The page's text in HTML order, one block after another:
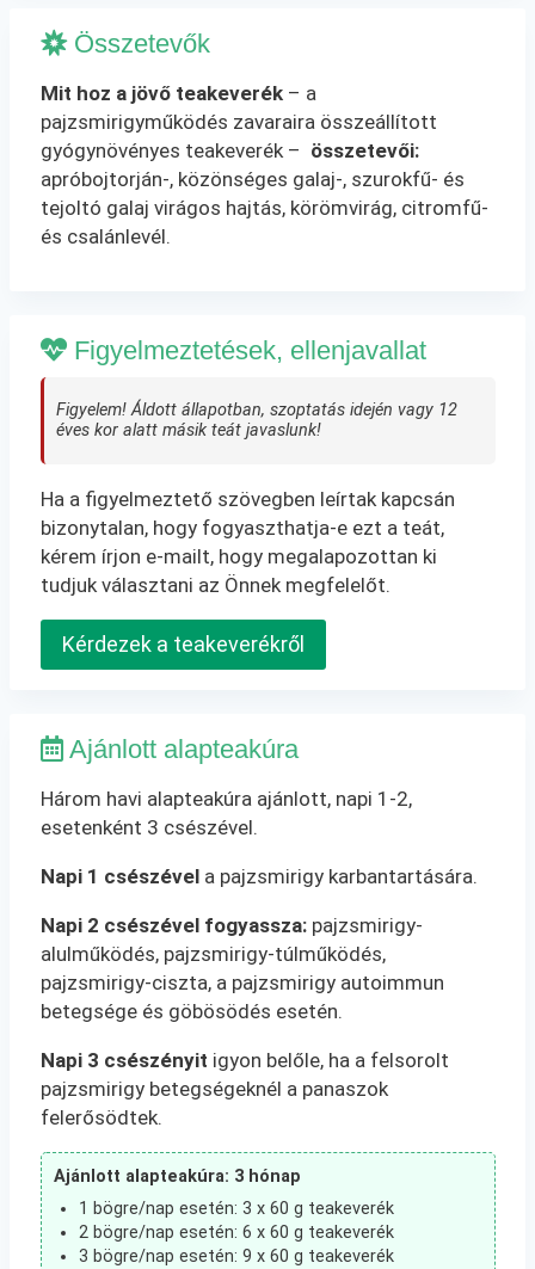
Összetevők
Mit hoz a jövő teakeverék – a
pajzsmirigyműködés zavaraira összeállított
gyógynövényes teakeverék – összetevői:
apróbojtorján-, közönséges galaj-, szurokfű- és
tejoltó galaj virágos hajtás, körömvirág, citromfű-
és csalánlevél.
Figyelmeztetések, ellenjavallat
Figyelem! Áldott állapotban, szoptatás idején vagy 12
éves kor alatt másik teát javaslunk!
Ha a figyelmeztető szövegben leírtak kapcsán
bizonytalan, hogy fogyaszthatja-e ezt a teát,
kérem írjon e-mailt, hogy megalapozottan ki
tudjuk választani az Önnek megfelelőt.
Kérdezek a teakeverékről
Ajánlott alapteakúra
Három havi alapteakúra ajánlott, napi 1-2,
esetenként 3 csészével.
Napi 1 csészévela pajzsmirigy karbantartására.
Napi 2 csészével fogyassza:pajzsmirigy-
alulműködés, pajzsmirigy-túlműködés,
pajzsmirigy-ciszta, a pajzsmirigy autoimmun
betegsége és göbösödés esetén.
Napi 3 csészényit igyon belőle, ha a felsorolt
pajzsmirigy betegségeknél a panaszok
felerősödtek.
Ajánlott alapteakúra: 3 hónap
1 bögre/nap esetén: 3 x 60 g teakeverék
2 bögre/nap esetén: 6 x 60 g teakeverék
3 bögre/nap esetén: 9 x 60 g teakeverék